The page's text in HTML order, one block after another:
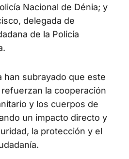
Nacional de Dénia; y
delegada de
de la Policía
han subrayado que este
la cooperación
y los cuerpos de
un impacto directo y
la protección y el